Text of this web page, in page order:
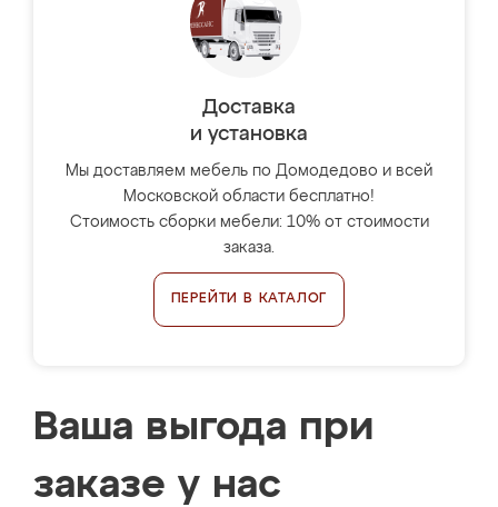
Доставка
и установка
Мы доставляем мебель по Домодедово и всей
Московской области бесплатно!
Стоимость сборки мебели: 10% от стоимости
заказа.
ПЕРЕЙТИ В КАТАЛОГ
Ваша выгода при
заказе у нас